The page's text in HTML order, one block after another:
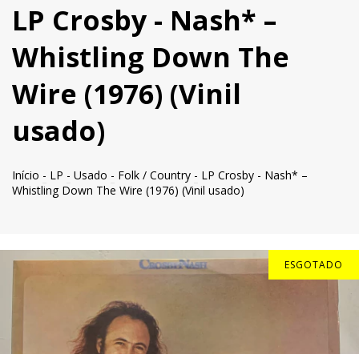
LP Crosby - Nash* –
Whistling Down The
Wire (1976) (Vinil
usado)
Início - LP - Usado - Folk / Country - LP Crosby - Nash* –
Whistling Down The Wire (1976) (Vinil usado)
ESGOTADO